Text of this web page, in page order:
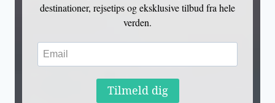
destinationer, rejsetips og eksklusive tilbud fra hele
verden.
Tilmeld dig